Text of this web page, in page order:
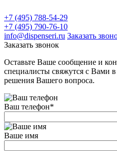
+7 (495) 788-54-29
+7 (495) 790-76-10
info@dispenseri.ru Заказать
Заказать звонок
Оставьте Ваше сообщение и
специалисты свяжутся с Вами
решения Вашего вопроса.
Ваш телефон*
Ваше имя